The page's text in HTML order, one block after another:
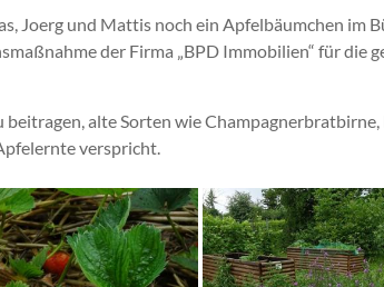
Joerg und Mattis noch ein Apfelbäumchen im
der Firma „BPD Immobilien“ für die
alte Sorten wie
verspricht.